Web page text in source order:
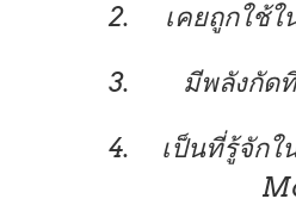
เคยถูกใช้
มีพลังกัด
เป็นที่รู้จักใ